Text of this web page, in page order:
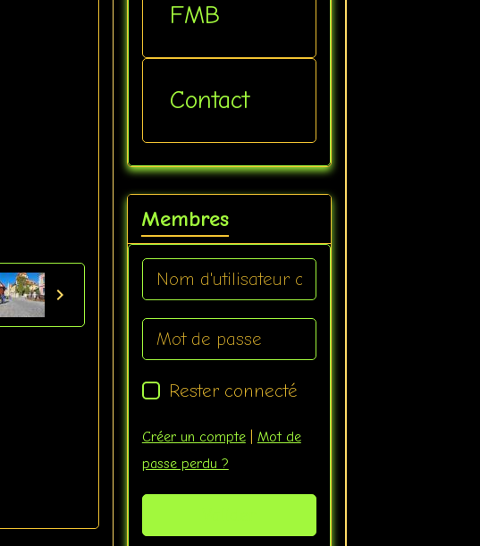
FMB
Contact
Membres
Rester connecté
Créer un compte| Mot de
passe perdu ?